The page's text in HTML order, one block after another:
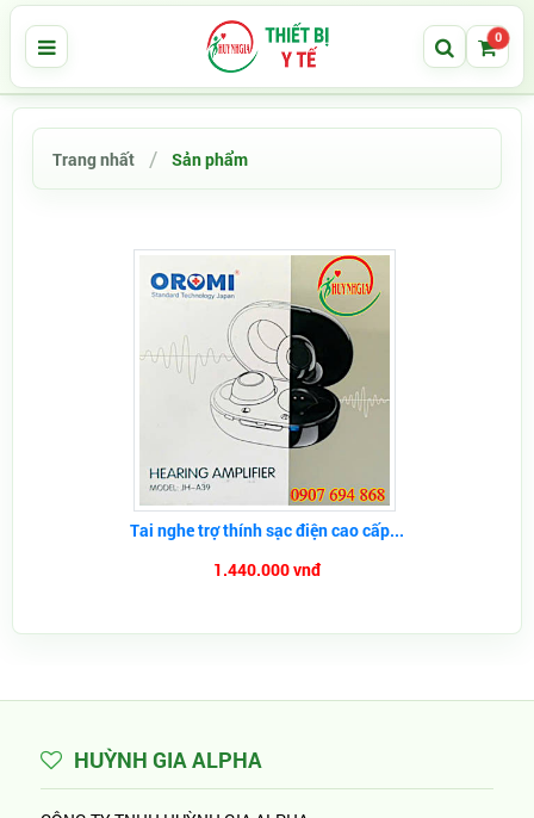
0
Trang nhất Sản phẩm
Tai nghe trợ thính sạc điện cao cấp...
1.440.000 vnđ
HUỲNH GIA ALPHA